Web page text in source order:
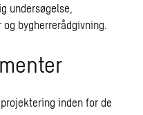
undersøgelse,
bygherrerådgivning.
inden for de